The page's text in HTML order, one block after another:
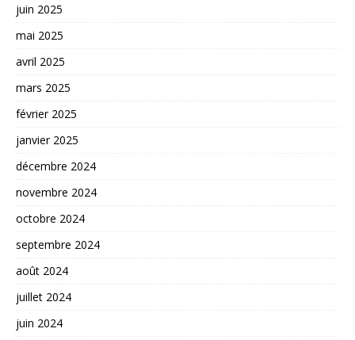
juin 2025
mai 2025
avril 2025
mars 2025
février 2025
janvier 2025
décembre 2024
novembre 2024
octobre 2024
septembre 2024
août 2024
juillet 2024
juin 2024